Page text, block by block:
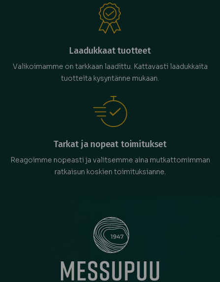
Laadukkaat tuotteet
Valikoimamme on tarkkaan laadittu. Kattavasti laadukkaita
tuotteita kysyntänne mukaan.
Tarkat ja nopeat toimitukset
Reagoimme nopeasti ja valitsemme aina mutkattomimman
ratkaisun koskien toimituksianne.